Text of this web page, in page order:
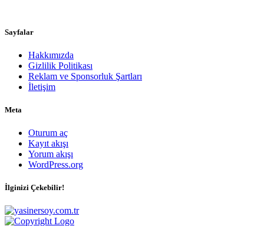
Sayfalar
Hakkımızda
Gizlilik Politikası
Reklam ve Sponsorluk Şartları
İletişim
Meta
Oturum aç
Kayıt akışı
Yorum akışı
WordPress.org
İlginizi Çekebilir!